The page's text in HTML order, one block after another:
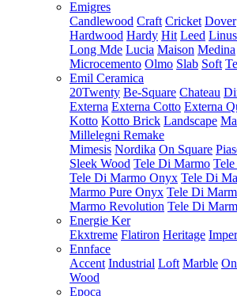
Emigres
Candlewood Craft Cricket Dover
Hardwood Hardy Hit Leed
Long Mde Lucia Maison Medina
Microcemento Olmo Slab Soft
Emil Ceramica
20Twenty Be-Square Chateau
Externa Externa Cotto Externa
Kotto Kotto Brick Landscape
Millelegni Remake
Mimesis Nordika On Square
Sleek Wood Tele Di Marmo
Tele Di Marmo Onyx Tele Di
Marmo Pure Onyx Tele Di
Marmo Revolution Tele Di
Energie Ker
Ekxtreme Flatiron Heritage
Ennface
Accent Industrial Loft Marble
Wood
Epoca